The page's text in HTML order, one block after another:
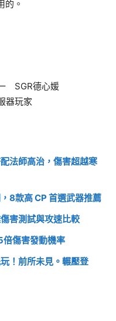
的。
SGR德心媛
器玩家
法師高治，傷害超越寒
8款高 CP 首選武器推薦
害測試與攻速比較
倍傷害發動機率
！前所未見。輾壓登